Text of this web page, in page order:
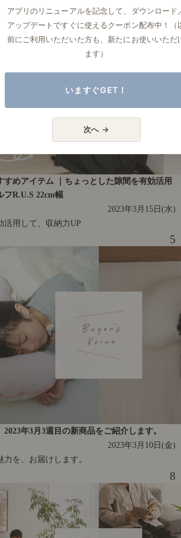
すめアイテム ｜ちょっとした隙間を有効活用
フR.U.S 22cm幅
2023年3月15日(水)
活用して、収納力UP
5
2023年3月3週目の新商品をご紹介します。
2023年3月10日(金)
を、お届けします。
8
アプリのリニューアルを記念して、ダウンロード
アップデートですぐに使えるクーポン配布中！（
前にご利用いただいた方も、新たにお使いいただ
ます）
いますぐGET！
次へ →